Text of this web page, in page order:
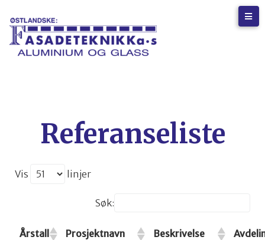
Referanseliste
Vis linjer
Søk:
Årstall Prosjektnavn Beskrivelse